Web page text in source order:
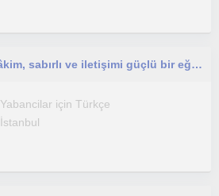
Arapça ve Türkçeye hâkim, sabırlı ve iletişimi güçlü bir eğitmenim. Derslerim özellikle Türkçe öğrenmek isteyen Arapça konuşan baş
Yabancilar için Türkçe
İstanbul